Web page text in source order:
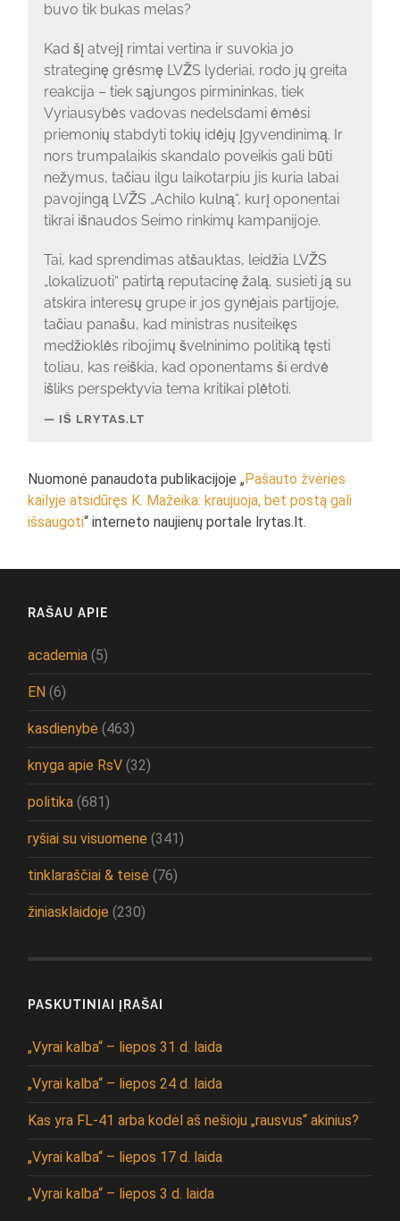
buvo tik bukas melas?
Kad šį atvejį rimtai vertina ir suvokia jo
strateginę grėsmę LVŽS lyderiai, rodo jų greita
reakcija – tiek sąjungos pirmininkas, tiek
Vyriausybės vadovas nedelsdami ėmėsi
priemonių stabdyti tokių idėjų įgyvendinimą. Ir
nors trumpalaikis skandalo poveikis gali būti
nežymus, tačiau ilgu laikotarpiu jis kuria labai
pavojingą LVŽS „Achilo kulną“, kurį oponentai
tikrai išnaudos Seimo rinkimų kampanijoje.
Tai, kad sprendimas atšauktas, leidžia LVŽS
„lokalizuoti“ patirtą reputacinę žalą, susieti ją su
atskira interesų grupe ir jos gynėjais partijoje,
tačiau panašu, kad ministras nusiteikęs
medžioklės ribojimų švelninimo politiką tęsti
toliau, kas reiškia, kad oponentams ši erdvė
išliks perspektyvia tema kritikai plėtoti.
IŠ LRYTAS.LT
Nuomonė panaudota publikacijoje „Pašauto žvėries
kailyje atsidūręs K. Mažeika: kraujuoja, bet postą gali
išsaugoti“ interneto naujienų portale lrytas.lt.
RAŠAU APIE
academia (5)
EN (6)
kasdienybė (463)
knyga apie RsV (32)
politika (681)
ryšiai su visuomene (341)
tinklaraščiai & teisė (76)
žiniasklaidoje (230)
PASKUTINIAI ĮRAŠAI
„Vyrai kalba“ – liepos 31 d. laida
„Vyrai kalba“ – liepos 24 d. laida
Kas yra FL-41 arba kodėl aš nešioju „rausvus“ akinius?
„Vyrai kalba“ – liepos 17 d. laida
„Vyrai kalba“ – liepos 3 d. laida